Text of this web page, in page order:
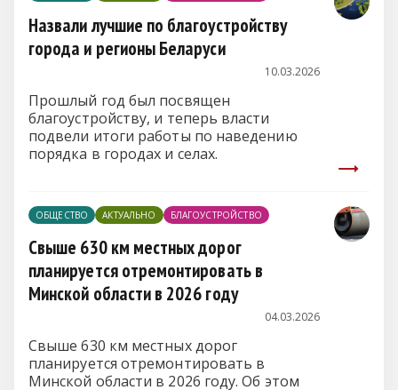
Назвали лучшие по благоустройству
города и регионы Беларуси
10.03.2026
Прошлый год был посвящен
благоустройству, и теперь власти
подвели итоги работы по наведению
порядка в городах и селах.
ОБЩЕСТВО АКТУАЛЬНО БЛАГОУСТРОЙСТВО
Свыше 630 км местных дорог
планируется отремонтировать в
Минской области в 2026 году
04.03.2026
Свыше 630 км местных дорог
планируется отремонтировать в
Минской области в 2026 году. Об этом